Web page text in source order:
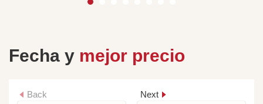
Fecha y mejor precio
Back Next